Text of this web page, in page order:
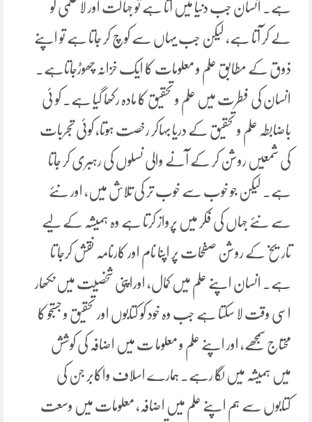
ہے۔ انسان جب دنیا میں آتا ہے تو جہالت اور لا علمی کو
لے کر آتا ہے، لیکن جب یہاں سے کوچ کر جاتا ہے تو اپنے
ذوق کے مطابق علم و معلومات کا ایک خزانہ چھوڑجاتاہے.
انسان کی فطرت میں علم و تحقیق کا مادہ رکھا گیا ہے. کو ئی
باضابطہ علم و تحقیق کے دریا بہاکر رخصت ہوتا، کوئی تجربات
کی شمعیں روشن کر کے آنے والی نسلوں کی رہبری کر جاتا
ہے. لیکن جو خوب سے خوب تر کی تلاش میں، اور نئے
سے نئے جہاں کی فکر میں پرواز کرتا ہے وہ ہمیشہ کے لیے
تاریخ کے روشن صفحات پر اپنا نام اور کارنامہ نقش کرجا تا
ہے۔ انسان اپنے علم میں کمال، اوراپنی شخصیت میں نکھار
اسی وقت لا سکتا ہے جب وہ خود کو کتابوں اور تحقیق و جستجو کا
محتاج سمجھے، اور اپنے علم و معلوما ت میں اضافہ کی کوشش
میں ہمیشہ میں لگا رہے. ہمارے اسلاف واکابر جن کی
کتابوں سے ہم اپنے علم میں اضافہ، معلومات میں وسعت